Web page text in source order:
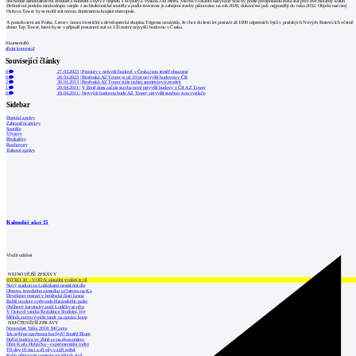
Definitivní podoba mrakodrapu vzejde z architektonické soutěže a podle investora je zahájení stavby plánováno na rok 2028, dokončení pak nejpozději do roku 2032. Objekt nazvaný
Ostrava Tower by se mohl stát novou dominantou krajské metropole.
A pozadu není ani Praha. Letos v únoru investiční a developerská skupina Trigema oznámila, že chce do šesti let postavit až 1000 nájemních bytů v pražských Nových Butovicích včetně
domu Top Tower, která by se v případě postavení stal se 135 metry nejvyšší budovou v Česku.
0komentářů
přidat komentář
Související články
0 27.03.2023 |Prostory v nejvyšší budově v Česku jsou téměř obsazené
0
26.03.2023 |Brněnská AZ Tower je už 10 let nejvyšší budovou v ČR
2
30.01.2013 |Brněnská AZ Tower stále nabízí apartmány k prodeji
1
20.04.2011 | V Brně dnes začala stavba nové nejvyšší budovy v ČR AZ Tower
0
18.04.2011 | Nejvyšší budovou bude AZ Tower, nejvyšší stavbou jsou vysílače
Sidebar
Domácí zprávy
Zahraniční zprávy
Soutěže
Výstavy
Přednášky
Rozhovory
Tiskové zprávy
Kalendář akcí 15
Vložit událost
NEJNOVĚJŠÍ ZPRÁVY
INTRO 30 – VODA: aktuální vydání je již
Nový stadion za Lužánkami nesmí mít dle
Obnova loveckého zámečku u Ostrova na Ka
Developer postaví v brněnské části Lesná
Babiš uvažuje o převodu Hrzánského palác
Oblíbený karvinský areál Lodičky se přip
V Ostravě vzniká Rezidence Stodolní, byt
Mělník znovu vypíše tendr na opravu koup
NEJČTENĚJŠÍ ZPRÁVY
November Talks 2018: M.Corea
Jak nejlépe navrhnout kuchyň? Soutěž Blum
Hořící budova ve Zlíně se na dvou místec
Dům Karla Hubáčka – experimentální rodin
Tři dny, tři noci a tři vily v záři světel